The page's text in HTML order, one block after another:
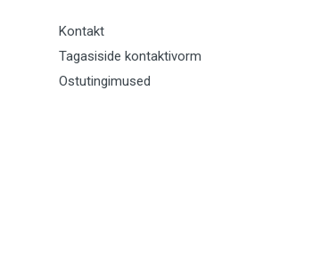
Kontakt
Tagasiside kontaktivorm
Ostutingimused